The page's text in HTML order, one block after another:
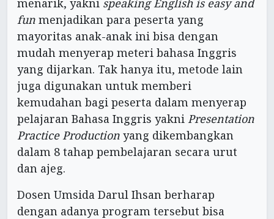
fun menjadikan para peserta yang
mayoritas anak-anak ini bisa dengan
mudah menyerap meteri bahasa Inggris
yang dijarkan. Tak hanya itu, metode lain
juga digunakan untuk memberi
kemudahan bagi peserta dalam menyerap
pelajaran Bahasa Inggris yakni Presentation
Practice Production yang dikembangkan
dalam 8 tahap pembelajaran secara urut
dan ajeg.
Dosen Umsida Darul Ihsan berharap
dengan adanya program tersebut bisa